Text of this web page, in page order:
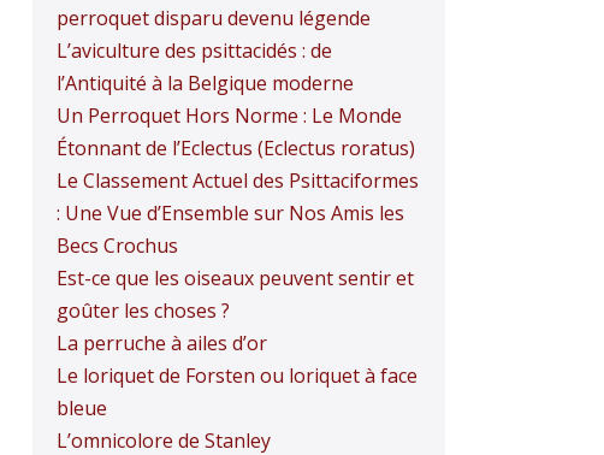
perroquet disparu devenu légende
L’aviculture des psittacidés : de
l’Antiquité à la Belgique moderne
Un Perroquet Hors Norme : Le Monde
Étonnant de l’Eclectus (Eclectus roratus)
Le Classement Actuel des Psittaciformes
: Une Vue d’Ensemble sur Nos Amis les
Becs Crochus
Est-ce que les oiseaux peuvent sentir et
goûter les choses ?
La perruche à ailes d’or
Le loriquet de Forsten ou loriquet à face
bleue
L’omnicolore de Stanley